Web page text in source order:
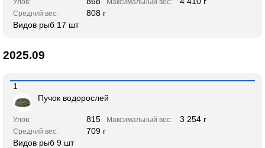
Улов: Максимальный вес:
Средний вес:
808 г
Видов рыб 17 шт
2025.09
1
Пучок водорослей
Улов: 815 Максимальный вес: 3 254 г
Средний вес:
709 г
Видов рыб 9 шт